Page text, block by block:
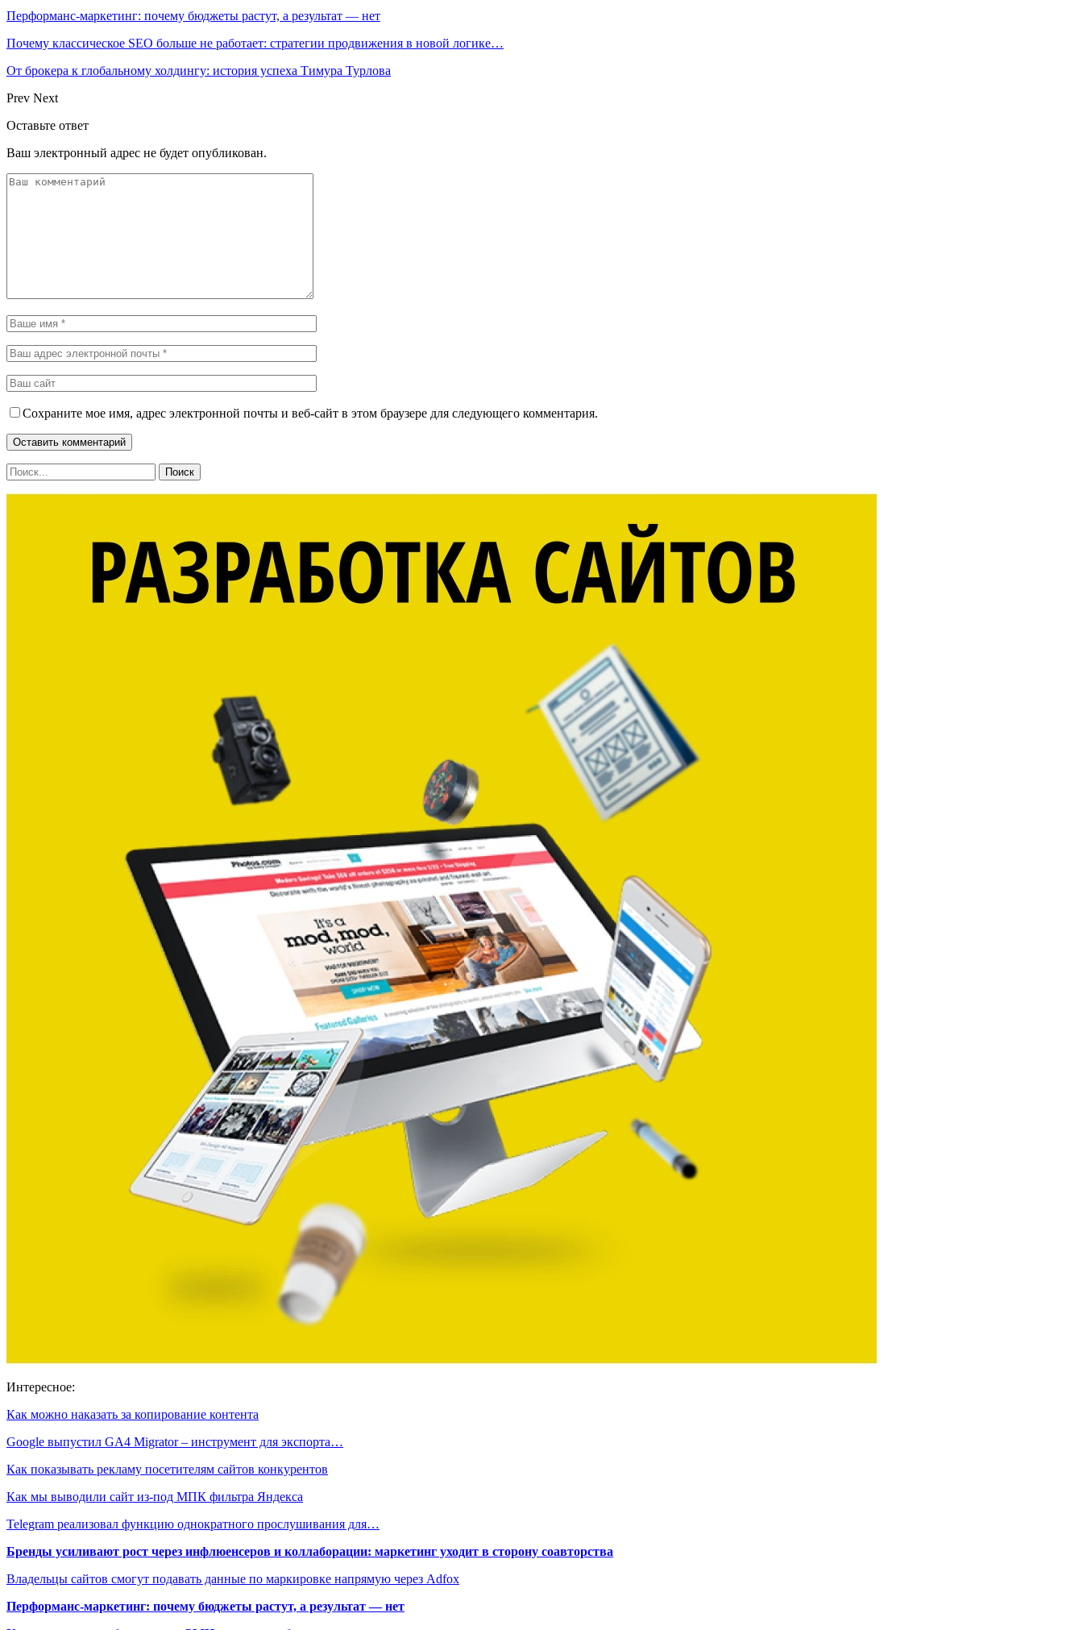
Перформанс-маркетинг: почему бюджеты растут, а результат — нет
Почему классическое SEO больше не работает: стратегии продвижения в новой логике…
От брокера к глобальному холдингу: история успеха Тимура Турлова
Prev Next
Оставьте ответ
Ваш электронный адрес не будет опубликован.
Сохраните мое имя, адрес электронной почты и веб-сайт в этом браузере для следующего комментария.
Интересное:
Как можно наказать за копирование контента
Google выпустил GA4 Migrator – инструмент для экспорта…
Как показывать рекламу посетителям сайтов конкурентов
Как мы выводили сайт из-под МПК фильтра Яндекса
Telegram реализовал функцию однократного прослушивания для…
Бренды усиливают рост через инфлюенсеров и коллаборации: маркетинг уходит в сторону соавторства
Владельцы сайтов смогут подавать данные по маркировке напрямую через Adfox
Перформанс-маркетинг: почему бюджеты растут, а результат — нет